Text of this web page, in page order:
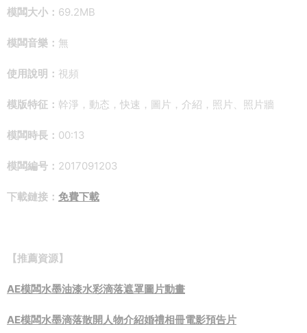
模闆大小： 69.2MB
模闆音樂： 無
使用說明： 視頻
模版特征： 幹淨，動态，快速，圖片，介紹，照片、照片牆
模闆時長： 00:13
模闆編号： 2017091203
下載鏈接： 免費下載
【推薦資源】
AE模闆水墨油漆水彩滴落遮罩圖片動畫
AE模闆水墨滴落散開人物介紹婚禮相冊電影預告片